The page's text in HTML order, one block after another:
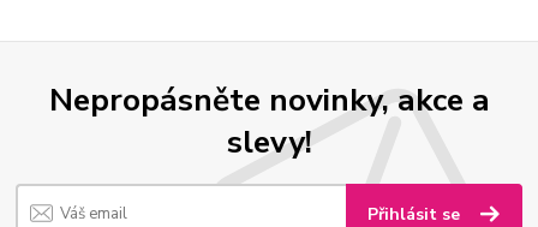
Nepropásněte novinky, akce a
slevy!
Přihlásit se